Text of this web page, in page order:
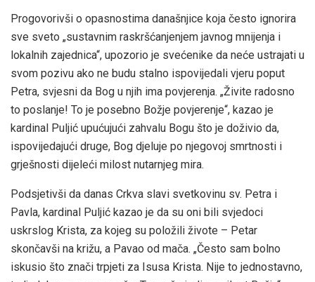
Progovorivši o opasnostima današnjice koja često ignorira
sve sveto „sustavnim raskršćanjenjem javnog mnijenja i
lokalnih zajednica“, upozorio je svećenike da neće ustrajati u
svom pozivu ako ne budu stalno ispovijedali vjeru poput
Petra, svjesni da Bog u njih ima povjerenja. „Živite radosno
to poslanje! To je posebno Božje povjerenje“, kazao je
kardinal Puljić upućujući zahvalu Bogu što je doživio da,
ispovijedajući druge, Bog djeluje po njegovoj smrtnosti i
grješnosti dijeleći milost nutarnjeg mira.
Podsjetivši da danas Crkva slavi svetkovinu sv. Petra i
Pavla, kardinal Puljić kazao je da su oni bili svjedoci
uskrslog Krista, za kojeg su položili živote – Petar
skončavši na križu, a Pavao od mača. „Često sam bolno
iskusio što znači trpjeti za Isusa Krista. Nije to jednostavno,